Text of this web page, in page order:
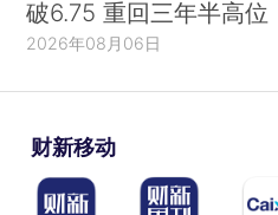
破6.75 重回三年半高位
2026年08月06日
财新移动